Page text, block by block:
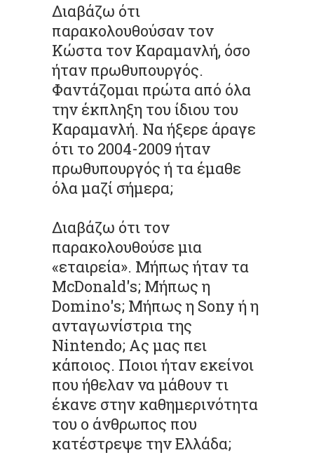
Διαβάζω ότι
παρακολουθούσαν τον
Κώστα τον Καραμανλή, όσο
ήταν πρωθυπουργός.
Φαντάζομαι πρώτα από όλα
την έκπληξη του ίδιου του
Καραμανλή. Να ήξερε άραγε
ότι το 2004-2009 ήταν
πρωθυπουργός ή τα έμαθε
όλα μαζί σήμερα;
Διαβάζω ότι τον
παρακολουθούσε μια
«εταιρεία». Μήπως ήταν τα
McDonald's; Μήπως η
Domino's; Μήπως η Sony ή η
ανταγωνίστρια της
Nintendo; Ας μας πει
κάποιος. Ποιοι ήταν εκείνοι
που ήθελαν να μάθουν τι
έκανε στην καθημερινότητα
του ο άνθρωπος που
κατέστρεψε την Ελλάδα;